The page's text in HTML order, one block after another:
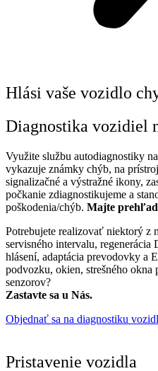
Hlási vaše vozidlo
Diagnostika vozidiel
Využite službu autodiagnostiky
vykazuje známky chýb, na
signalizačné a výstražné ikony,
počkanie zdiagnostikujeme a
poškodenia/chýb. Majte prehľad
Potrebujete realizovať niektorý z
servisného intervalu,
hlásení, adaptácia prevodovky a
podvozku, okien, strešného okna
senzorov?
Zastavte sa u Nás.
Objednať sa na diagnostiku
Pristavenie vozidla